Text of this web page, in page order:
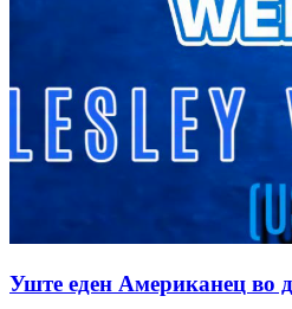
Уште еден Американец во